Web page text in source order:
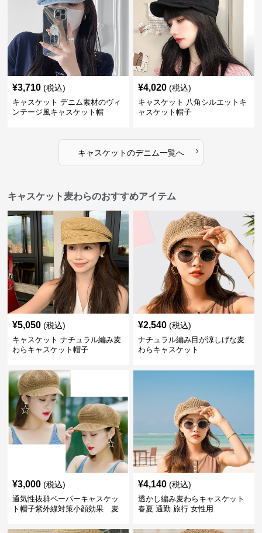
¥3,710 (税込)
キャスケット デニム素材のヴィ
ンテージ風キャスケット帽
¥4,020 (税込)
キャスケット 八角シルエットキ
ャスケット帽子
キャスケットのデニム一覧へ ›
キャスケット麦わらのおすすめアイテム
¥5,050 (税込)
キャスケット ナチュラル編み麦
わらキャスケット帽子
¥2,540 (税込)
ナチュラル編み目が涼しげな麦
わらキャスケット
¥3,000 (税込)
通気性抜群ペーパーキャスケッ
ト帽子紫外線対策小顔効果 麦
¥4,140 (税込)
透かし編み麦わらキャスケット
春夏 通勤 旅行 女性用